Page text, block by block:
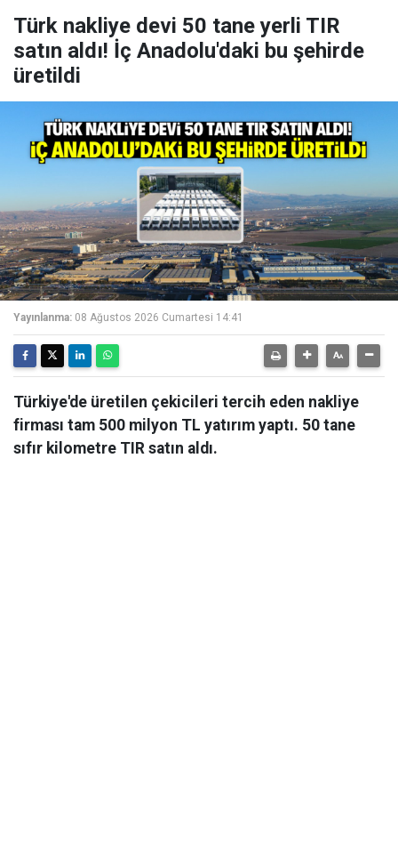
Türk nakliye devi 50 tane yerli TIR
satın aldı! İç Anadolu'daki bu şehirde
üretildi
Yayınlanma: 08 Ağustos 2026 Cumartesi 14:41
Türkiye'de üretilen çekicileri tercih eden nakliye
firması tam 500 milyon TL yatırım yaptı. 50 tane
sıfır kilometre TIR satın aldı.